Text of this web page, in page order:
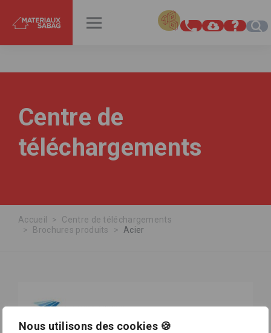
Nous utilisons des cookies 🍪
INSPIRATIONS RENDEZ-VOUS
Centre de
téléchargements
Accueil
Centre de téléchargements
Brochures produits
Acier